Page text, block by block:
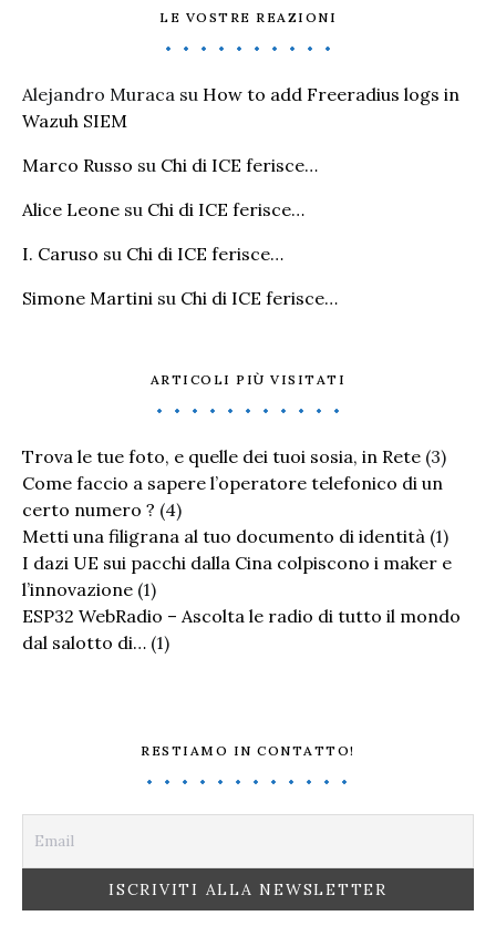
LE VOSTRE REAZIONI
Alejandro Muraca su How to add Freeradius logs in
Wazuh SIEM
Marco Russo su Chi di ICE ferisce…
Alice Leone su Chi di ICE ferisce…
I. Caruso su Chi di ICE ferisce…
Simone Martini su Chi di ICE ferisce…
ARTICOLI PIÙ VISITATI
Trova le tue foto, e quelle dei tuoi sosia, in Rete (3)
Come faccio a sapere l’operatore telefonico di un
certo numero ? (4)
Metti una filigrana al tuo documento di identità (1)
I dazi UE sui pacchi dalla Cina colpiscono i maker e
l’innovazione (1)
ESP32 WebRadio – Ascolta le radio di tutto il mondo
dal salotto di… (1)
RESTIAMO IN CONTATTO!